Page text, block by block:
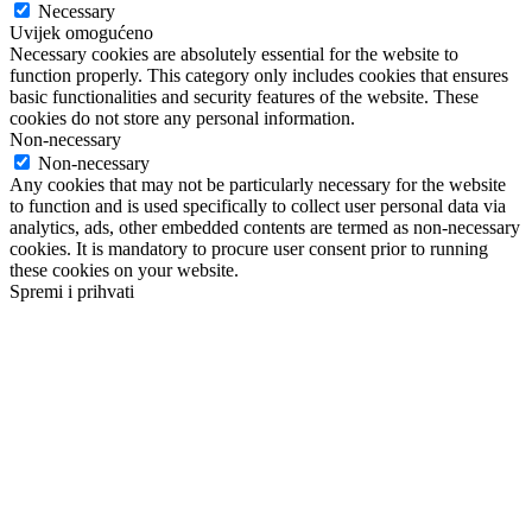
Necessary
Uvijek omogućeno
Necessary cookies are absolutely essential for the website to
function properly. This category only includes cookies that ensures
basic functionalities and security features of the website. These
cookies do not store any personal information.
Non-necessary
Non-necessary
Any cookies that may not be particularly necessary for the website
to function and is used specifically to collect user personal data via
analytics, ads, other embedded contents are termed as non-necessary
cookies. It is mandatory to procure user consent prior to running
these cookies on your website.
Spremi i prihvati